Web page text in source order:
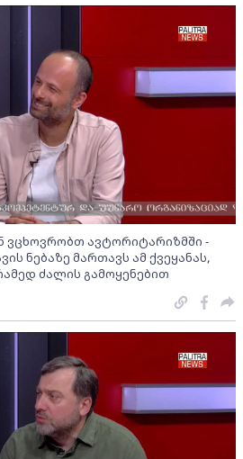
ვცხოვრობთ ავტორიტარიზმში -
ნებაზე მართავს ამ ქვეყანას,
ძალის გამოყენებით